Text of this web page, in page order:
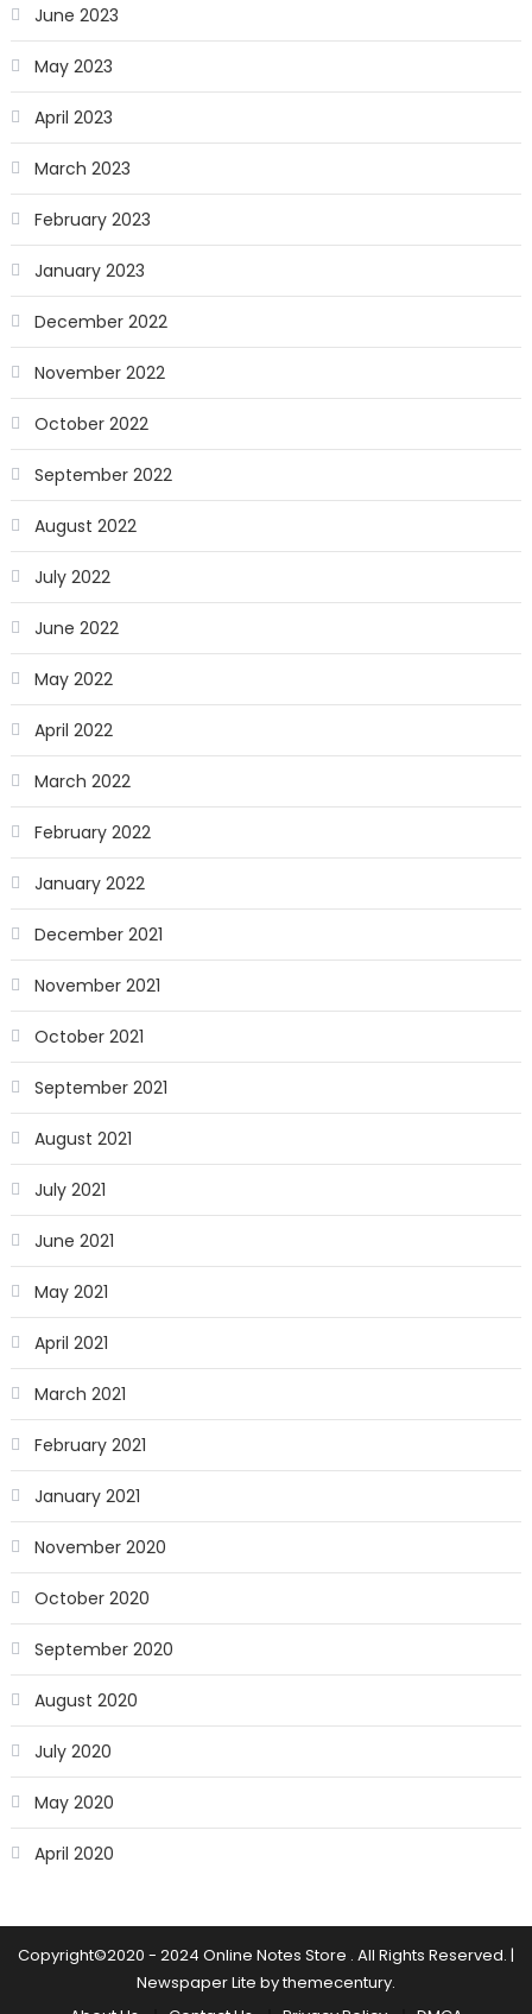
June 2023
May 2023
April 2023
March 2023
February 2023
January 2023
December 2022
November 2022
October 2022
September 2022
August 2022
July 2022
June 2022
May 2022
April 2022
March 2022
February 2022
January 2022
December 2021
November 2021
October 2021
September 2021
August 2021
July 2021
June 2021
May 2021
April 2021
March 2021
February 2021
January 2021
November 2020
October 2020
September 2020
August 2020
July 2020
May 2020
April 2020
Copyright©2020 - 2024 Online Notes Store . All Rights Reserved. |
Newspaper Lite bythemecentury.